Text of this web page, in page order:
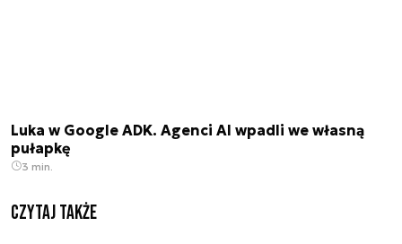
Luka w Google ADK. Agenci AI wpadli we własną
pułapkę
3 min.
Czytaj także